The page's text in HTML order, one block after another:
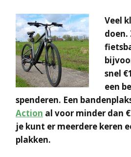
Veel
doen.
snel
een
spenderen. Een
Action al voor minder dan
je kunt er meerdere keren
plakken.